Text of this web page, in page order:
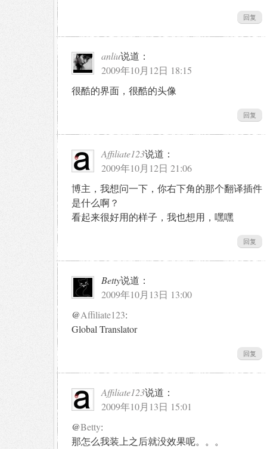
回复
anliu说道：
2009年10月12日 18:15
很酷的界面，很酷的头像
回复
Affiliate123说道：
2009年10月12日 21:06
博主，我想问一下，你右下角的那个翻译插件
是什么啊？
看起来很好用的样子，我也想用，嘿嘿
回复
Betty说道：
2009年10月13日 13:00
@Affiliate123:
Global Translator
回复
Affiliate123说道：
2009年10月13日 15:01
@Betty:
那怎么我装上之后就没效果呢。。。